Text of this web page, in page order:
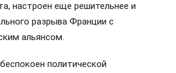
настроен еще решительнее и
разрыва Франции с
альянсом.
политической